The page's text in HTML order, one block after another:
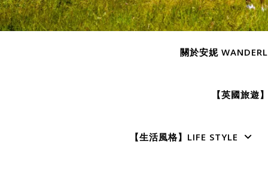
關於安妮
【英國旅遊
【生活風格】LIFE STYLE